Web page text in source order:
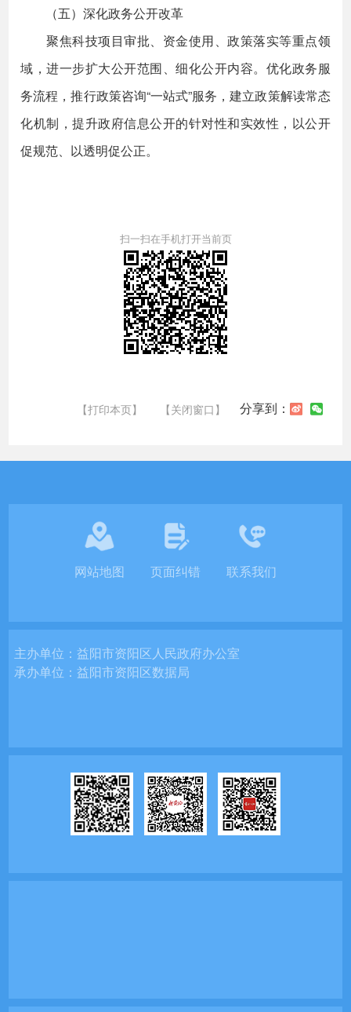
（五）深化政务公开改革
聚焦科技项目审批、资金使用、政策落实等重点领
域，进一步扩大公开范围、细化公开内容。优化政务服
务流程，推行政策咨询“一站式”服务，建立政策解读常态
化机制，提升政府信息公开的针对性和实效性，以公开
促规范、以透明促公正。
扫一扫在手机打开当前页
【打印本页】 【关闭窗口】 分享到：
网站地图 页面纠错 联系我们
主办单位：益阳市资阳区人民政府办公室
承办单位：益阳市资阳区数据局